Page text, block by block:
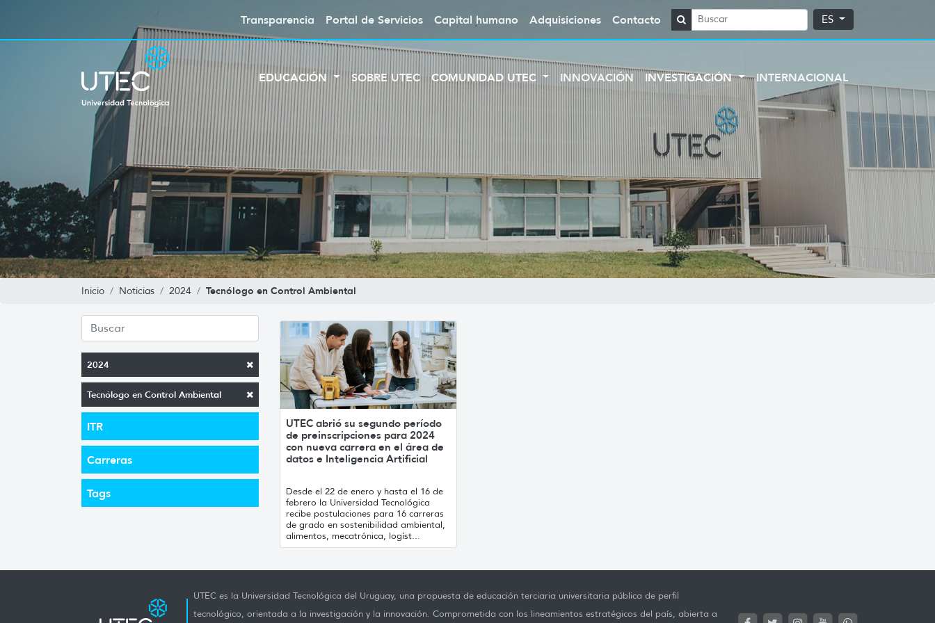
Transparencia Portal de Servicios Capital humano Adquisiciones Contacto ES
EDUCACIÓN SOBRE UTEC COMUNIDAD UTEC INNOVACIÓN INVESTIGACIÓN INTERNACIONAL
Inicio Noticias 2024 Tecnólogo en Control Ambiental
2024
Tecnólogo en Control Ambiental
ITR
Carreras
Tags
UTEC abrió su segundo período
de preinscripciones para 2024
con nueva carrera en el área de
datos e Inteligencia Artificial
Desde el 22 de enero y hasta el 16 de
febrero la Universidad Tecnológica
recibe postulaciones para 16 carreras
de grado en sostenibilidad ambiental,
alimentos, mecatrónica, logíst...
UTEC es la Universidad Tecnológica del Uruguay, una propuesta de educación terciaria universitaria pública de perfil
tecnológico, orientada a la investigación y la innovación. Comprometida con los lineamientos estratégicos del país, abierta a